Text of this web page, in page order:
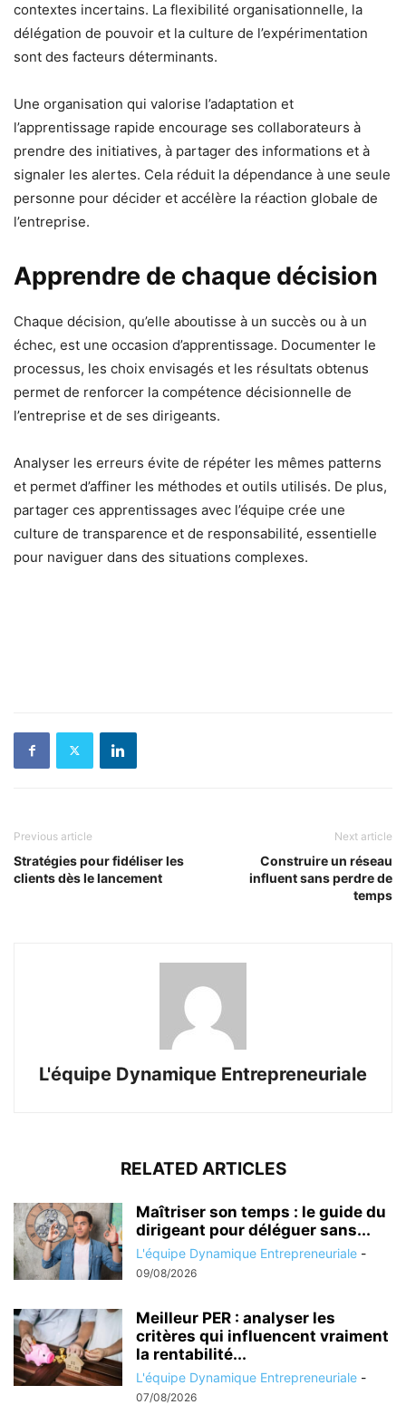
contextes incertains. La flexibilité organisationnelle, la
délégation de pouvoir et la culture de l’expérimentation
sont des facteurs déterminants.
Une organisation qui valorise l’adaptation et
l’apprentissage rapide encourage ses collaborateurs à
prendre des initiatives, à partager des informations et à
signaler les alertes. Cela réduit la dépendance à une seule
personne pour décider et accélère la réaction globale de
l’entreprise.
Apprendre de chaque décision
Chaque décision, qu’elle aboutisse à un succès ou à un
échec, est une occasion d’apprentissage. Documenter le
processus, les choix envisagés et les résultats obtenus
permet de renforcer la compétence décisionnelle de
l’entreprise et de ses dirigeants.
Analyser les erreurs évite de répéter les mêmes patterns
et permet d’affiner les méthodes et outils utilisés. De plus,
partager ces apprentissages avec l’équipe crée une
culture de transparence et de responsabilité, essentielle
pour naviguer dans des situations complexes.
Previous article
Stratégies pour fidéliser les
clients dès le lancement
Next article
Construire un réseau
influent sans perdre de
temps
L'équipe Dynamique Entrepreneuriale
RELATED ARTICLES
Maîtriser son temps : le guide du
dirigeant pour déléguer sans...
L'équipe Dynamique Entrepreneuriale -
09/08/2026
Meilleur PER : analyser les
critères qui influencent vraiment
la rentabilité...
L'équipe Dynamique Entrepreneuriale -
07/08/2026